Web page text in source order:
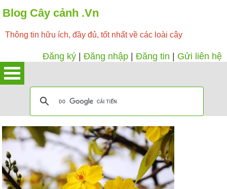
Blog Cây cảnh .Vn
Thông tin hữu ích, đầy đủ, tốt nhất về các loài cây
Đăng ký Đăng nhập Đăng tin Gửi liên hệ